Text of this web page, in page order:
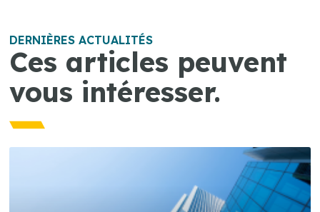
DERNIÈRES ACTUALITÉS
Ces articles peuvent
vous intéresser.